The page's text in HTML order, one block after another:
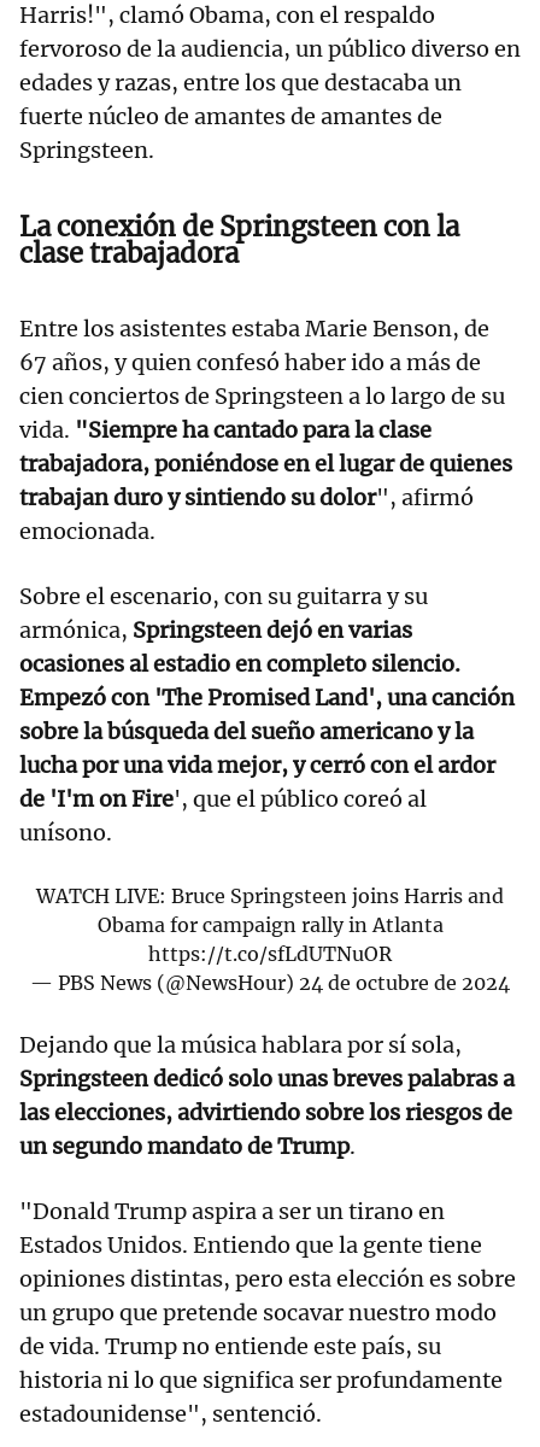
Harris!", clamó Obama, con el respaldo
fervoroso de la audiencia, un público diverso en
edades y razas, entre los que destacaba un
fuerte núcleo de amantes de amantes de
Springsteen.
La conexión de Springsteen con la
clase trabajadora
Entre los asistentes estaba Marie Benson, de
67 años, y quien confesó haber ido a más de
cien conciertos de Springsteen a lo largo de su
vida. "Siempre ha cantado para la clase
trabajadora, poniéndose en el lugar de quienes
trabajan duro y sintiendo su dolor", afirmó
emocionada.
Sobre el escenario, con su guitarra y su
armónica, Springsteen dejó en varias
ocasiones al estadio en completo silencio.
Empezó con 'The Promised Land', una canción
sobre la búsqueda del sueño americano y la
lucha por una vida mejor, y cerró con el ardor
de 'I'm on Fire', que el público coreó al
unísono.
WATCH LIVE: Bruce Springsteen joins Harris and
Obama for campaign rally in Atlanta
https://t.co/sfLdUTNuOR
— PBS News (@NewsHour) 24 de octubre de 2024
Dejando que la música hablara por sí sola,
Springsteen dedicó solo unas breves palabras a
las elecciones, advirtiendo sobre los riesgos de
un segundo mandato de Trump.
"Donald Trump aspira a ser un tirano en
Estados Unidos. Entiendo que la gente tiene
opiniones distintas, pero esta elección es sobre
un grupo que pretende socavar nuestro modo
de vida. Trump no entiende este país, su
historia ni lo que significa ser profundamente
estadounidense", sentenció.